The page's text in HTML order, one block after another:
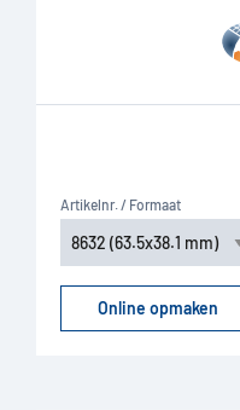
Artikelnr. / Formaat
Online opmaken